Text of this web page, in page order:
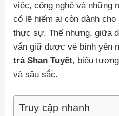
việc, công nghệ và những
có lẽ hiếm ai còn dành
thực sự. Thế nhưng, giữa
vẫn giữ được vẻ bình yên
trà Shan Tuyết, biểu
và sâu sắc.
Truy cập nhanh